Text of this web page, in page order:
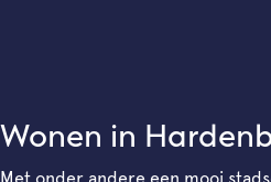
Wonen in